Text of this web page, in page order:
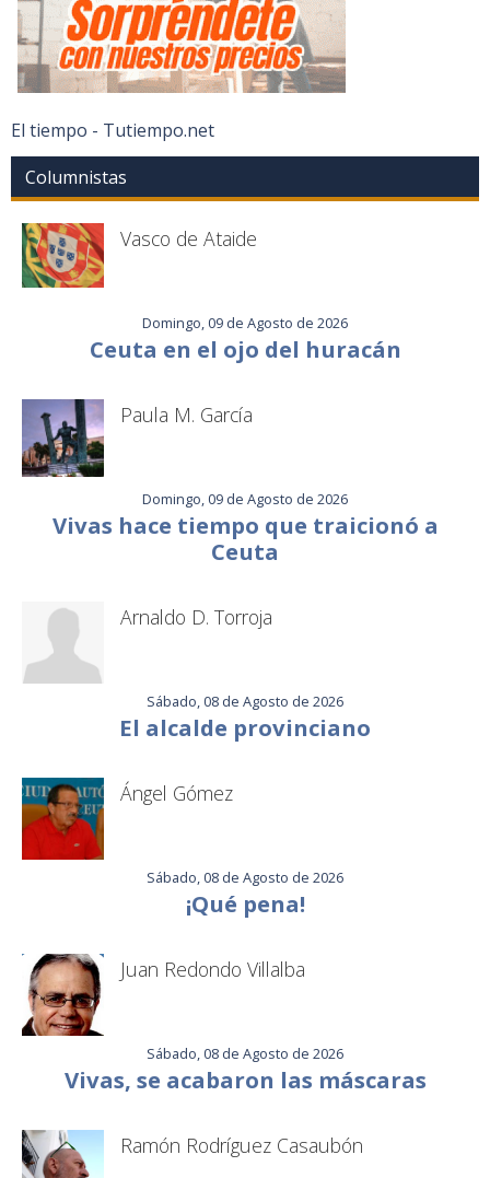
El tiempo - Tutiempo.net
Columnistas
Vasco de Ataide
Domingo, 09 de Agosto de 2026
Ceuta en el ojo del huracán
Paula M. García
Domingo, 09 de Agosto de 2026
Vivas hace tiempo que traicionó a
Ceuta
Arnaldo D. Torroja
Sábado, 08 de Agosto de 2026
El alcalde provinciano
Ángel Gómez
Sábado, 08 de Agosto de 2026
¡Qué pena!
Juan Redondo Villalba
Sábado, 08 de Agosto de 2026
Vivas, se acabaron las máscaras
Ramón Rodríguez Casaubón